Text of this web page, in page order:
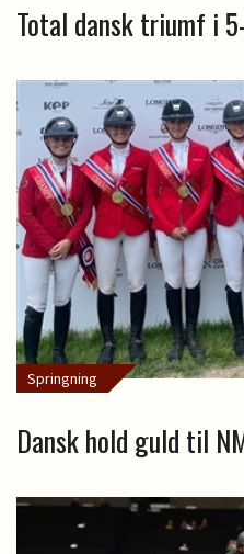
Total dansk triumf i
Springning
Dansk hold guld til